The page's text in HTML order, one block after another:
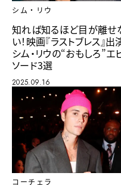
シム・リウ
知れば知るほど目が離せ
い！映画『ラストブレス』出
シム・リウの“おもしろ”エ
ソード3選
2025.09.16
コーチェラ